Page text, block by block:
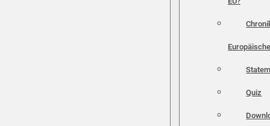
Quiz